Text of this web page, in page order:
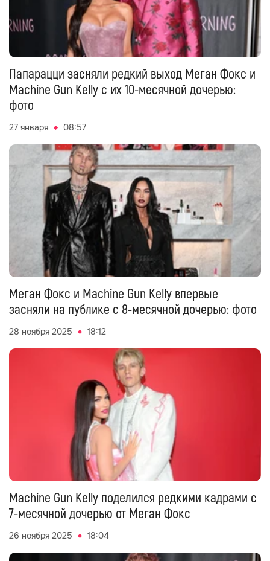
Папарацци засняли редкий выход Меган Фокс и
Machine Gun Kelly с их 10-месячной дочерью:
фото
27 января 08:57
Меган Фокс и Machine Gun Kelly впервые
засняли на публике с 8-месячной дочерью: фото
28 ноября 2025 18:12
Machine Gun Kelly поделился редкими кадрами с
7-месячной дочерью от Меган Фокс
26 ноября 2025 18:04